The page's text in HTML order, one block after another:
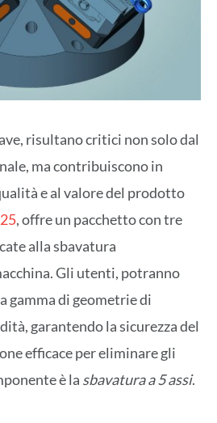
risultano critici non solo dal
ma contribuiscono in
e al valore del prodotto
, offre un pacchetto con tre
alla sbavatura
Gli utenti, potranno
gamma di geometrie di
garantendo la sicurezza del
efficace per eliminare gli
è la sbavatura a 5 assi.